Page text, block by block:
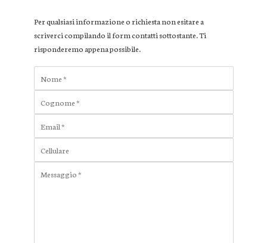
Per qualsiasi informazione o richiesta non esitare a
scriverci compilando il form contatti sottostante. Ti
risponderemo appena possibile.